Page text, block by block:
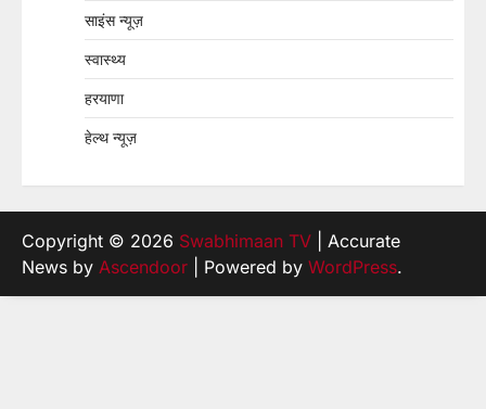
साइंस न्यूज़
स्वास्थ्य
हरयाणा
हेल्थ न्यूज़
Copyright © 2026 Swabhimaan TV | Accurate
News by Ascendoor | Powered by WordPress.